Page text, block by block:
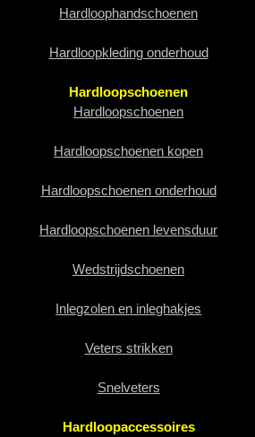
Hardloophandschoenen
Hardloopkleding onderhoud
Hardloopschoenen
Hardloopschoenen
Hardloopschoenen kopen
Hardloopschoenen onderhoud
Hardloopschoenen levensduur
Wedstrijdschoenen
Inlegzolen en inleghakjes
Veters strikken
Snelveters
Hardloopaccessoires